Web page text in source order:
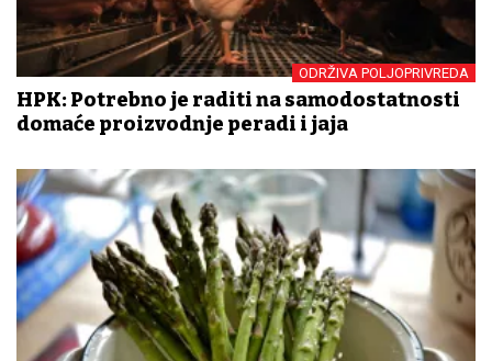
ODRŽIVA POLJOPRIVREDA
HPK: Potrebno je raditi na samodostatnosti
domaće proizvodnje peradi i jaja